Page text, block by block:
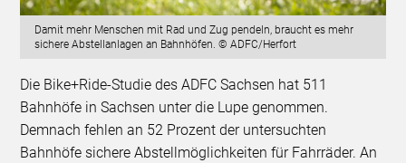
Damit mehr Menschen mit Rad und Zug pendeln, braucht es mehr
sichere Abstellanlagen an Bahnhöfen. © ADFC/Herfort
Die Bike+Ride-Studie des ADFC Sachsen hat 511
Bahnhöfe in Sachsen unter die Lupe genommen.
Demnach fehlen an 52 Prozent der untersuchten
Bahnhöfe sichere Abstellmöglichkeiten für Fahrräder. An